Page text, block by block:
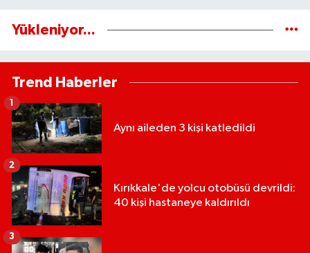
Yükleniyor...
Trend Haberler
Aynı aileden 3 kişi katledildi
1
Kırıkkale'de yolcu otobüsü devrildi:
40 kişi hastaneye kaldırıldı
2
3